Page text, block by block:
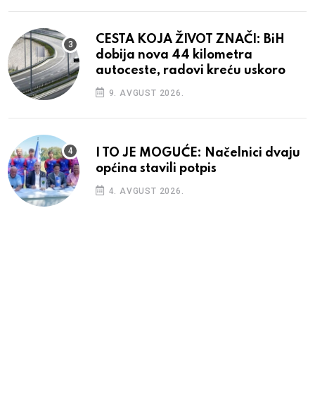
CESTA KOJA ŽIVOT ZNAČI: BiH
dobija nova 44 kilometra
autoceste, radovi kreću uskoro
9. AVGUST 2026.
I TO JE MOGUĆE: Načelnici dvaju
općina stavili potpis
4. AVGUST 2026.